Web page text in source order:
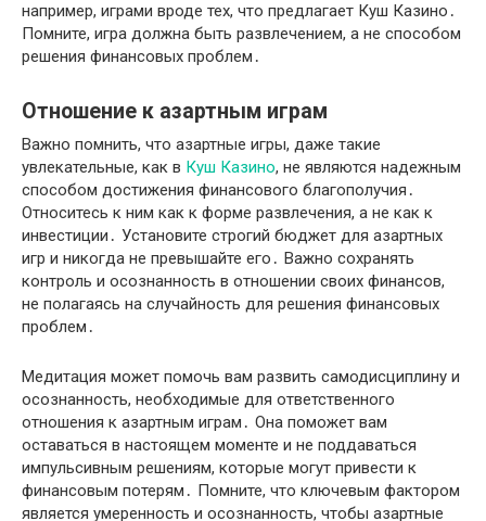
например, играми вроде тех, что предлагает Куш Казино․
Помните, игра должна быть развлечением, а не способом
решения финансовых проблем․
Отношение к азартным играм
Важно помнить, что азартные игры, даже такие
увлекательные, как в Куш Казино, не являются надежным
способом достижения финансового благополучия․
Относитесь к ним как к форме развлечения, а не как к
инвестиции․ Установите строгий бюджет для азартных
игр и никогда не превышайте его․ Важно сохранять
контроль и осознанность в отношении своих финансов,
не полагаясь на случайность для решения финансовых
проблем․
Медитация может помочь вам развить самодисциплину и
осознанность, необходимые для ответственного
отношения к азартным играм․ Она поможет вам
оставаться в настоящем моменте и не поддаваться
импульсивным решениям, которые могут привести к
финансовым потерям․ Помните, что ключевым фактором
является умеренность и осознанность, чтобы азартные